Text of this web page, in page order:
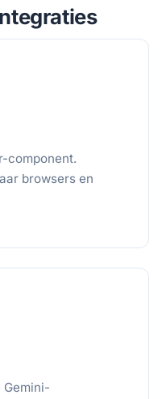
component.
browsers en
Gemini-